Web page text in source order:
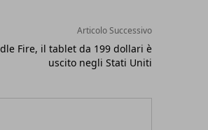
Articolo Successivo
Fire, il tablet da 199 dollari è
uscito negli Stati Uniti